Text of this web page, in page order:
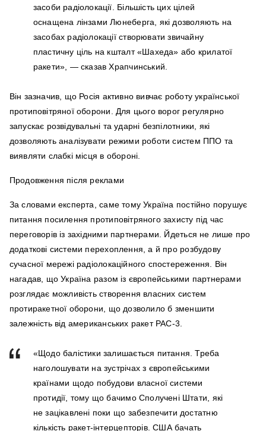
засоби радіолокації. Більшість цих цілей
оснащена лінзами Люнеберга, які дозволяють на
засобах радіолокації створювати звичайну
пластичну ціль на кшталт «Шахеда» або крилатої
ракети», — сказав Храпчинський.
Він зазначив, що Росія активно вивчає роботу української
протиповітряної оборони. Для цього ворог регулярно
запускає розвідувальні та ударні безпілотники, які
дозволяють аналізувати режими роботи систем ППО та
виявляти слабкі місця в обороні.
Продовження після реклами
За словами експерта, саме тому Україна постійно порушує
питання посилення протиповітряного захисту під час
переговорів із західними партнерами. Йдеться не лише про
додаткові системи перехоплення, а й про розбудову
сучасної мережі радіолокаційного спостереження. Він
нагадав, що Україна разом із європейськими партнерами
розглядає можливість створення власних систем
протиракетної оборони, що дозволило б зменшити
залежність від американських ракет PAC-3.
«Щодо балістики залишається питання. Треба
наголошувати на зустрічах з європейськими
країнами щодо побудови власної системи
протидії, тому що бачимо Сполучені Штати, які
не зацікавлені поки що забезпечити достатню
кількість ракет-інтерцепторів. США бачать